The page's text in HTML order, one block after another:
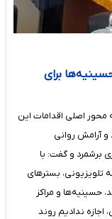
برای
اصلی اقدامات این
و آرامش روانی
برشمرد و گفت: با
تلویزیونی، بسترهای
حسینیه‌ها و مراکز
ندادیم روند